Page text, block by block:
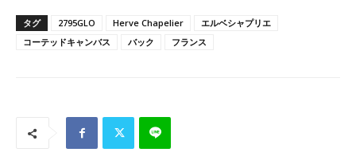
タグ 2795GLO Herve Chapelier
エルベシャプリエ
コーテッドキャンバス
バック フランス